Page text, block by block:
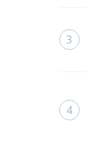
3
4